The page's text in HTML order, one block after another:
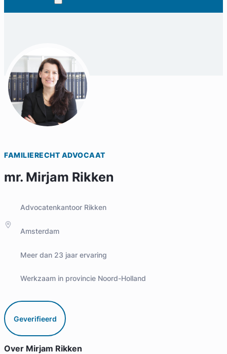
FAMILIERECHT ADVOCAAT
mr. Mirjam Rikken
Advocatenkantoor Rikken
Amsterdam
Meer dan 23 jaar ervaring
Werkzaam in provincie Noord-Holland
Geverifieerd
Over Mirjam Rikken